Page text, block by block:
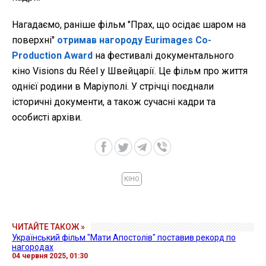
Нагадаємо, раніше фільм "Прах, що осідає шаром на
поверхні" отримав нагороду Eurimages Co-
Production Award на фестивалі документального
кіно Visions du Réel у Швейцарії. Це фільм про життя
однієї родини в Маріуполі. У стрічці поєднали
історичні документи, а також сучасні кадри та
особисті архіви.
КІНО
ЧИТАЙТЕ ТАКОЖ »
Український фільм "Мати Апостолів" поставив рекорд по
нагородах
04 червня 2025, 01:30